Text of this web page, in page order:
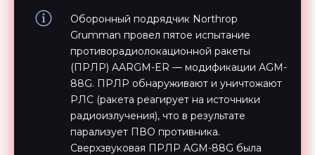
Оборонный подрядчик Northrop
Grumman провел пятое испытание
противорадиолокационной ракеты
(ПРЛР) AARGM-ER — модификации AGM-
88G. ПРЛР обнаруживают и уничтожают
РЛС (ракета реагирует на источники
радиоизлучения), что в результате
парализует ПВО противника.
Сверхзвуковая ПРЛР AGM-88G была